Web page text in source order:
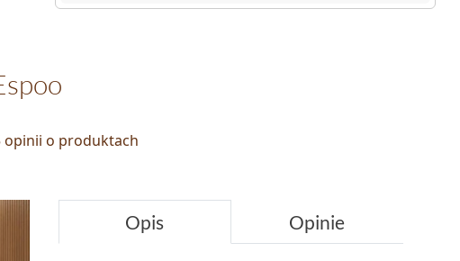
opinii o produktach
Opis Opinie